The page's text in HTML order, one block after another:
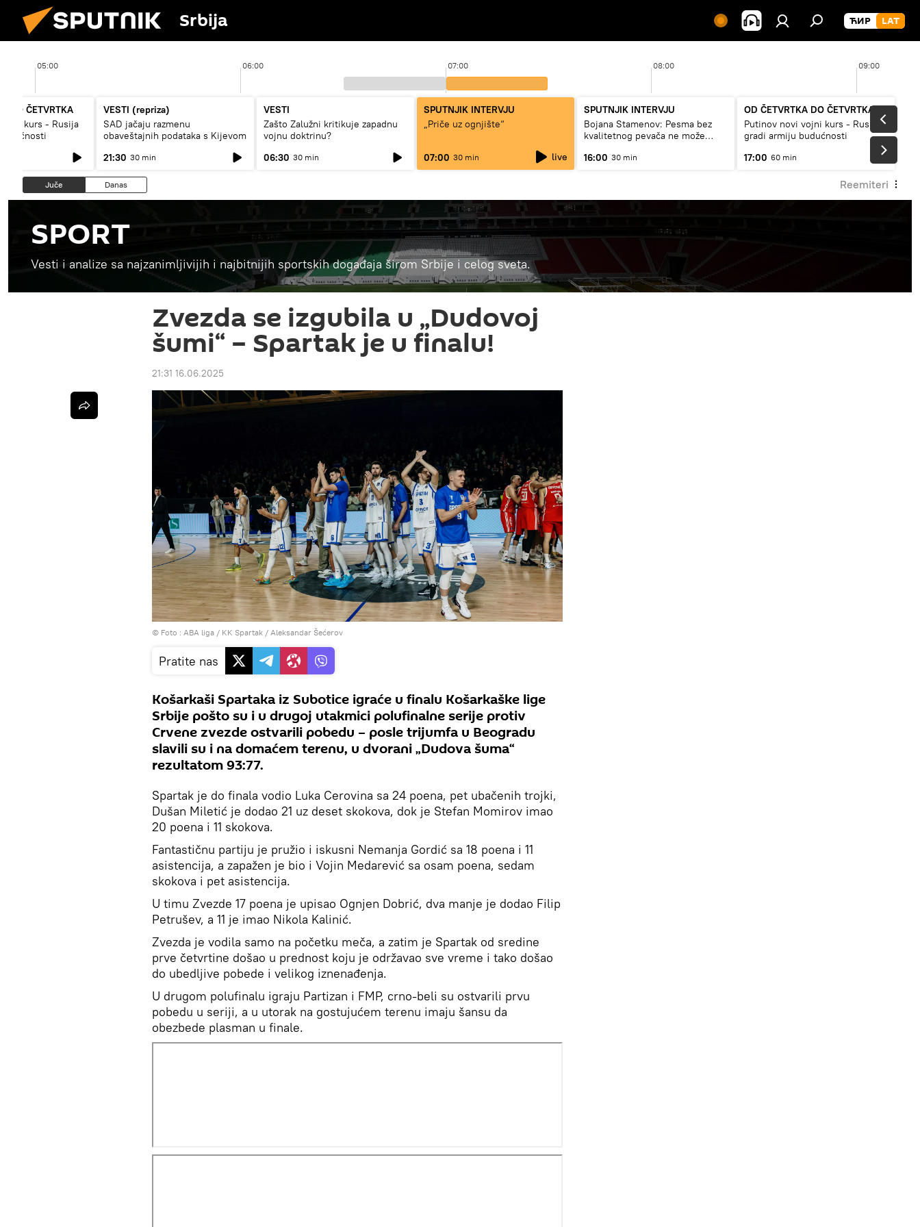
Srbija
05:00 06:00 07:00 08:00 09:00
DO ČETVRTKA
kurs - Rusija
VESTI (repriza)
SAD jačaju razmenu
obaveštajnih podataka s Kijevom
21:30 30 min
VESTI
Zašto Zalužni kritikuje zapadnu
vojnu doktrinu?
06:30 30 min
SPUTNJIK INTERVJU
„Priče uz ognjište“
07:00 30 min live
SPUTNJIK INTERVJU
Bojana Stamenov: Pesma bez
kvalitetnog pevača ne može
16:00 30 min
OD ČETVRTKA DO ČETVRTKA
Putinov novi vojni kurs - Rusija
gradi armiju budućnosti
17:00 60 min
Juče Danas Reemiteri
SPORT
Vesti i analize sa najzanimljivijih i najbitnijih sportskih događaja širom Srbije i celog sveta.
Zvezda se izgubila u „Dudovoj
šumi“ – Spartak je u finalu!
21:31 16.06.2025
© Foto : ABA liga / KK Spartak / Aleksandar Šećerov
Pratite nas
Košarkaši Spartaka iz Subotice igraće u finalu Košarkaške lige
Srbije pošto su i u drugoj utakmici polufinalne serije protiv
Crvene zvezde ostvarili pobedu – posle trijumfa u Beogradu
slavili su i na domaćem terenu, u dvorani „Dudova šuma“
rezultatom 93:77.
Spartak je do finala vodio Luka Cerovina sa 24 poena, pet ubačenih trojki,
Dušan Miletić je dodao 21 uz deset skokova, dok je Stefan Momirov imao
20 poena i 11 skokova.
Fantastičnu partiju je pružio i iskusni Nemanja Gordić sa 18 poena i 11
asistencija, a zapažen je bio i Vojin Medarević sa osam poena, sedam
skokova i pet asistencija.
U timu Zvezde 17 poena je upisao Ognjen Dobrić, dva manje je dodao Filip
Petrušev, a 11 je imao Nikola Kalinić.
Zvezda je vodila samo na početku meča, a zatim je Spartak od sredine
prve četvrtine došao u prednost koju je održavao sve vreme i tako došao
do ubedljive pobede i velikog iznenađenja.
U drugom polufinalu igraju Partizan i FMP, crno-beli su ostvarili prvu
pobedu u seriji, a u utorak na gostujućem terenu imaju šansu da
obezbede plasman u finale.